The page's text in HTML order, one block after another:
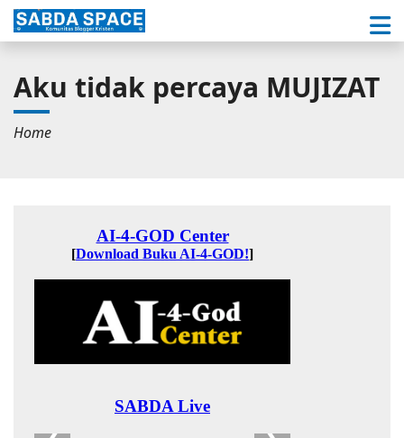
Aku tidak percaya MUJIZAT
Home